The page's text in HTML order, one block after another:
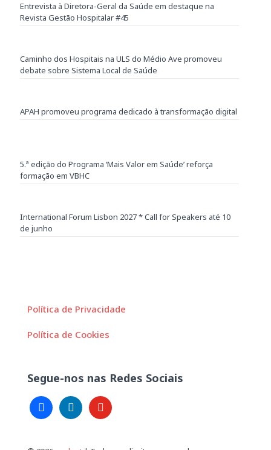
Entrevista à Diretora-Geral da Saúde em destaque na
Revista Gestão Hospitalar #45
Caminho dos Hospitais na ULS do Médio Ave promoveu
debate sobre Sistema Local de Saúde
APAH promoveu programa dedicado à transformação digital
5.ª edição do Programa ‘Mais Valor em Saúde’ reforça
formação em VBHC
International Forum Lisbon 2027 * Call for Speakers até 10
de junho
Política de Privacidade
Política de Cookies
Segue-nos nas Redes Sociais
facebooklinkedin youtube